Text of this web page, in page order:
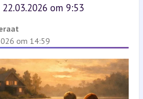
om 9:53
om 14:59